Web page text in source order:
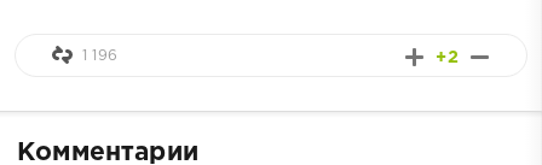
+2
1 196
Комментарии